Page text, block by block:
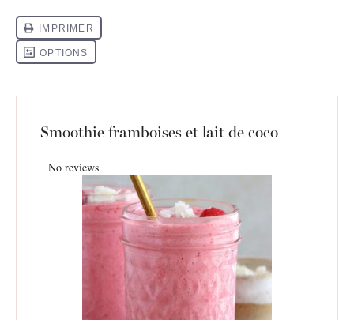
Smoothie framboises et lait de coco
No reviews